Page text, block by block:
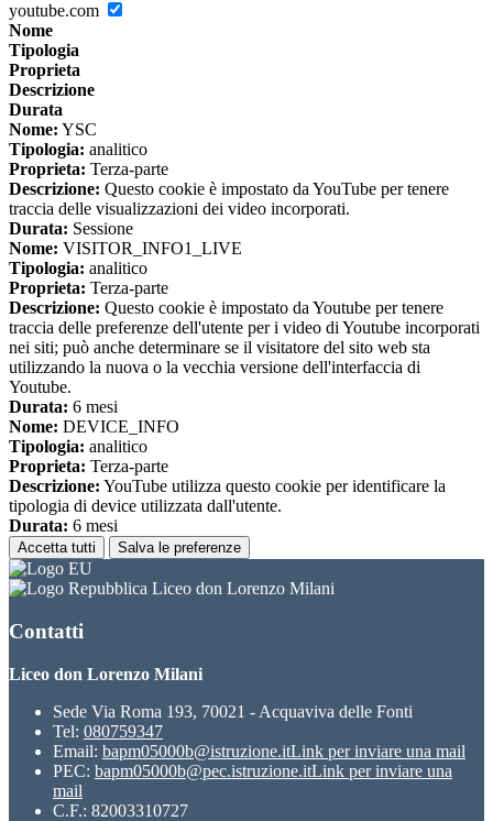
youtube.com
Nome
Tipologia
Proprieta
Descrizione
Durata
Nome: YSC
Tipologia: analitico
Proprieta: Terza-parte
Descrizione: Questo cookie è impostato da YouTube per tenere
traccia delle visualizzazioni dei video incorporati.
Durata: Sessione
Nome: VISITOR_INFO1_LIVE
Tipologia: analitico
Proprieta: Terza-parte
Descrizione: Questo cookie è impostato da Youtube per tenere
traccia delle preferenze dell'utente per i video di Youtube incorporati
nei siti; può anche determinare se il visitatore del sito web sta
utilizzando la nuova o la vecchia versione dell'interfaccia di
Youtube.
Durata: 6 mesi
Nome: DEVICE_INFO
Tipologia: analitico
Proprieta: Terza-parte
Descrizione: YouTube utilizza questo cookie per identificare la
tipologia di device utilizzata dall'utente.
Durata: 6 mesi
Accetta tutti Salva le preferenze
Liceo don Lorenzo Milani
Contatti
Liceo don Lorenzo Milani
Sede Via Roma 193, 70021 - Acquaviva delle Fonti
Tel: 080759347
Email: bapm05000b@istruzione.itLink per inviare una mail
PEC: bapm05000b@pec.istruzione.itLink per inviare una
mail
C.F.: 82003310727